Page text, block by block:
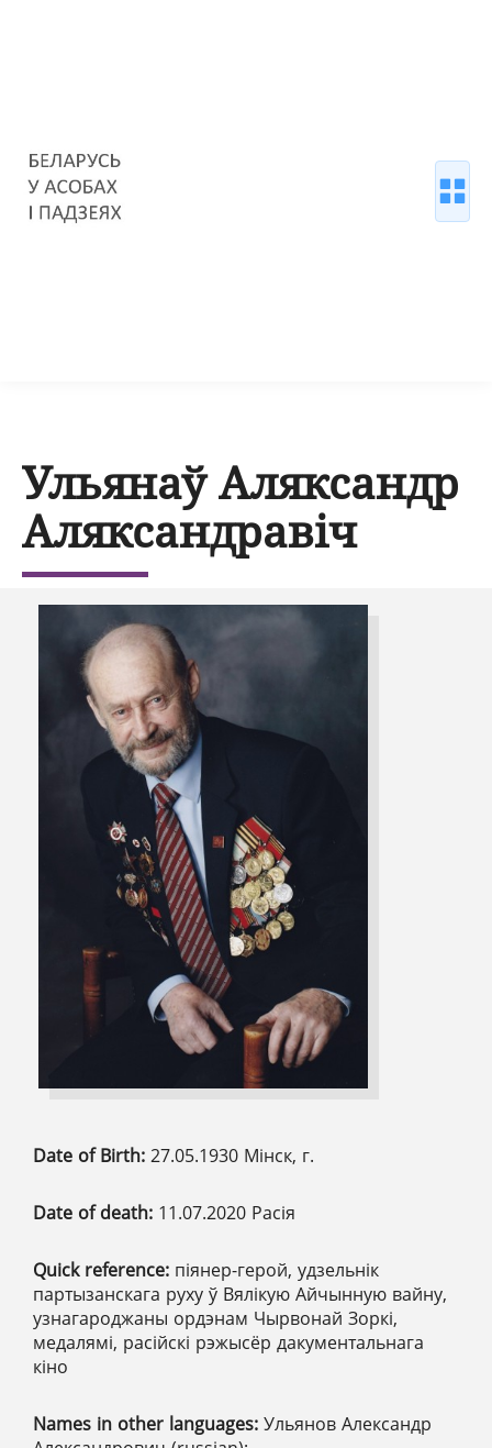
Ульянаў Аляксандр
Аляксандравіч
Date of Birth: 27.05.1930 Мінск, г.
Date of death: 11.07.2020 Расія
Quick reference: піянер-герой, удзельнік
партызанскага руху ў Вялікую Айчынную вайну,
узнагароджаны ордэнам Чырвонай Зоркі,
медалямі, расійскі рэжысёр дакументальнага
кіно
Names in other languages: Ульянов Александр